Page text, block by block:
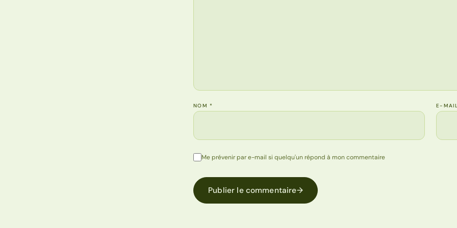
NOM* E-
Me prévenir par e-mail si quelqu'un répond à mon commentaire
Publier le commentaire→